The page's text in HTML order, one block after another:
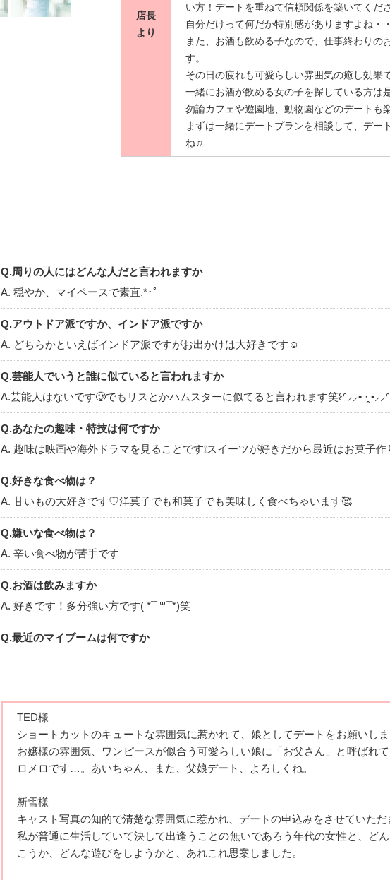
な💕💭
平日は夜しか空いてないのですが、週末なら
す.*･ﾟ
ぜひ私と楽しい時間を共有して思い出をたく
最後まで私のプロフィールを読んでくださり
彼氏さんに会える日を心待ちにしております‪
デートのお誘い、お待ちしております💌💭
店長
より
い方！デートを重ねて信頼関係を築いてくだ
自分だけって何だか特別感がありますよね・
また、お酒も飲める子なので、仕事終わりの
す。
その日の疲れも可愛らしい雰囲気の癒し効果
一緒にお酒が飲める女の子を探している方は
勿論カフェや遊園地、動物園などのデートも
まずは一緒にデートプランを相談して、デー
ね♫
Q.周りの人にはどんな人だと言われますか
A. 穏やか、マイペースで素直.*･ﾟ
Q.アウトドア派ですか、インドア派ですか
A. どちらかといえばインドア派ですがお出かけは大好きです☺︎
Q.芸能人でいうと誰に似ていると言われますか
A.芸能人はないです🥲‎でもリスとかハムスターに似てると言われます笑꒰ᐢ⸝⸝• ·̭
Q.あなたの趣味・特技は何ですか
A. 趣味は映画や海外ドラマを見ることです❕スイーツが好きだから最近はお菓子
Q.好きな食べ物は？
A. 甘いもの大好きです♡洋菓子でも和菓子でも美味しく食べちゃいます🥰
Q.嫌いな食べ物は？
A. 辛い食べ物が苦手です
Q.お酒は飲みますか
A. 好きです！多分強い方です( *¯ ꒳¯*)笑
Q.最近のマイブームは何ですか
A. 海外ドラマを1人で見たり〜友達とカフェに行っておしゃべりすることも好きで
Q.好きな漫画・本・雑誌は何ですか
A. 最近はゴールデンカムイ読みました！面白かった〜(*ˊ꒳ˋ*)
Q.好きな音楽（ジャンルやアーティスト）は何ですか
A. 洋楽とか！アニソンも聴きます〜‬
Q.好きなテレビ番組・映画は何ですか
TED様
ショートカットのキュートな雰囲気に惹かれて、娘としてデートをお願いし
お嬢様の雰囲気、 ワンピースが似合う可愛らしい娘に「お父さん」と呼ばれ
ロメロです…。あいちゃん、また、父娘デート、よろしくね。
新雪様
キャスト写真の知的で清楚な雰囲気に惹かれ、デートの申込みをさせていただ
私が普通に生活していて決して出逢うことの無いであろう年代の女性と、ど
こうか、どんな遊びを しようかと、あれこれ思案しました。